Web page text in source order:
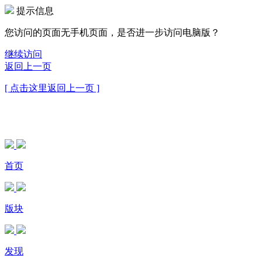
提示信息
您访问的页面无手机页面，是否进一步访问电脑版？
继续访问
返回上一页
[ 点击这里返回上一页 ]
首页
版块
发现